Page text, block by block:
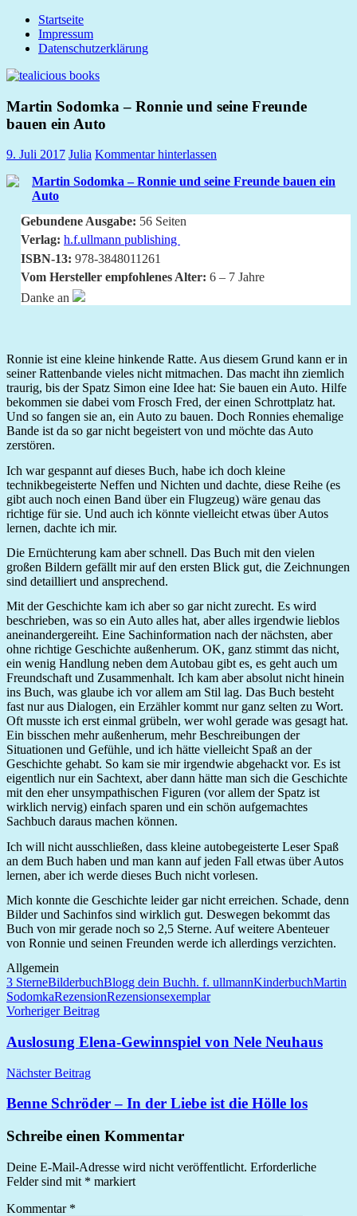
Zum
Inhalt
springen
tealicious
books
Startseite
Impressum
Datenschutzerklärung
Martin Sodomka – Ronnie und seine Freunde
bauen ein Auto
9. Juli 2017 Julia Kommentar hinterlassen
Martin Sodomka – Ronnie und seine Freunde bauen ein
Auto
Gebundene Ausgabe: 56 Seiten
Verlag: h.f.ullmann publishing
ISBN-13: 978-3848011261
Vom Hersteller empfohlenes Alter: 6 – 7 Jahre
Danke an
Ronnie ist eine kleine hinkende Ratte. Aus diesem Grund kann er in
seiner Rattenbande vieles nicht mitmachen. Das macht ihn ziemlich
traurig, bis der Spatz Simon eine Idee hat: Sie bauen ein Auto. Hilfe
bekommen sie dabei vom Frosch Fred, der einen Schrottplatz hat.
Und so fangen sie an, ein Auto zu bauen. Doch Ronnies ehemalige
Bande ist da so gar nicht begeistert von und möchte das Auto
zerstören.
Ich war gespannt auf dieses Buch, habe ich doch kleine
technikbegeisterte Neffen und Nichten und dachte, diese Reihe (es
gibt auch noch einen Band über ein Flugzeug) wäre genau das
richtige für sie. Und auch ich könnte vielleicht etwas über Autos
lernen, dachte ich mir.
Die Ernüchterung kam aber schnell. Das Buch mit den vielen
großen Bildern gefällt mir auf den ersten Blick gut, die Zeichnungen
sind detailliert und ansprechend.
Mit der Geschichte kam ich aber so gar nicht zurecht. Es wird
beschrieben, was so ein Auto alles hat, aber alles irgendwie lieblos
aneinandergereiht. Eine Sachinformation nach der nächsten, aber
ohne richtige Geschichte außenherum. OK, ganz stimmt das nicht,
ein wenig Handlung neben dem Autobau gibt es, es geht auch um
Freundschaft und Zusammenhalt. Ich kam aber absolut nicht hinein
ins Buch, was glaube ich vor allem am Stil lag. Das Buch besteht
fast nur aus Dialogen, ein Erzähler kommt nur ganz selten zu Wort.
Oft musste ich erst einmal grübeln, wer wohl gerade was gesagt hat.
Ein bisschen mehr außenherum, mehr Beschreibungen der
Situationen und Gefühle, und ich hätte vielleicht Spaß an der
Geschichte gehabt. So kam sie mir irgendwie abgehackt vor. Es ist
eigentlich nur ein Sachtext, aber dann hätte man sich die Geschichte
mit den eher unsympathischen Figuren (vor allem der Spatz ist
wirklich nervig) einfach sparen und ein schön aufgemachtes
Sachbuch daraus machen können.
Ich will nicht ausschließen, dass kleine autobegeisterte Leser Spaß
an dem Buch haben und man kann auf jeden Fall etwas über Autos
lernen, aber ich werde dieses Buch nicht vorlesen.
Mich konnte die Geschichte leider gar nicht erreichen. Schade, denn
Bilder und Sachinfos sind wirklich gut. Deswegen bekommt das
Buch von mir gerade noch so 2,5 Sterne. Auf weitere Abenteuer
von Ronnie und seinen Freunden werde ich allerdings verzichten.
Allgemein
3 SterneBilderbuchBlogg dein Buchh. f. ullmannKinderbuchMartin
SodomkaRezensionRezensionsexemplar
Beitragsnavigation
Vorheriger Beitrag
Auslosung Elena-Gewinnspiel von Nele Neuhaus
Nächster Beitrag
Benne Schröder – In der Liebe ist die Hölle los
Schreibe einen Kommentar
Deine E-Mail-Adresse wird nicht veröffentlicht. Erforderliche
Felder sind mit * markiert
Kommentar *